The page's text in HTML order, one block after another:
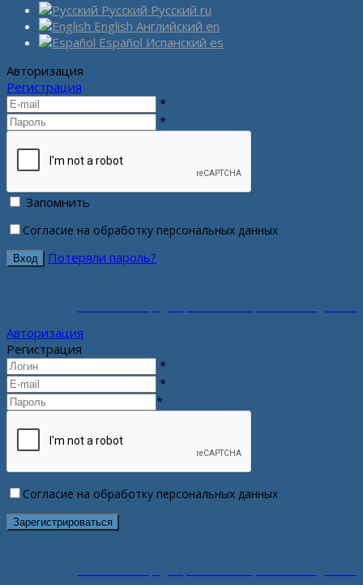
Русский Русский ru
English Английский en
Español Испанский es
Авторизация
Регистрация
*
*
Запомнить
Согласие на обработку персональных данных
Потеряли пароль?
Авторизация
Регистрация
*
*
*
Согласие на обработку персональных данных